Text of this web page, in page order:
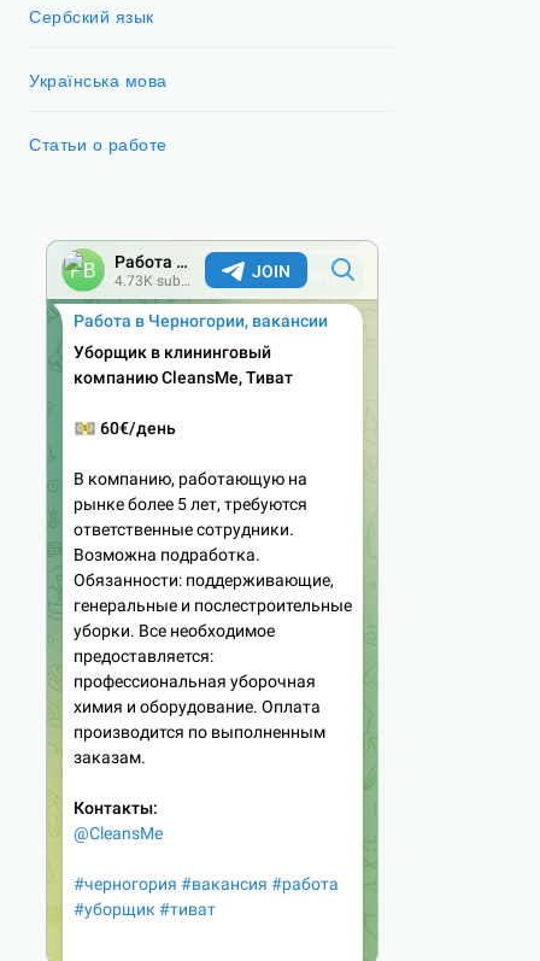
Сербский язык
Українська мова
Статьи о работе